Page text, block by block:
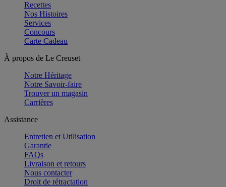
Recettes
Nos Histoires
Services
Concours
Carte Cadeau
À propos de Le Creuset
Notre Héritage
Notre Savoir-faire
Trouver un magasin
Carrières
Assistance
Entretien et Utilisation
Garantie
FAQs
Livraison et retours
Nous contacter
Droit de rétractation